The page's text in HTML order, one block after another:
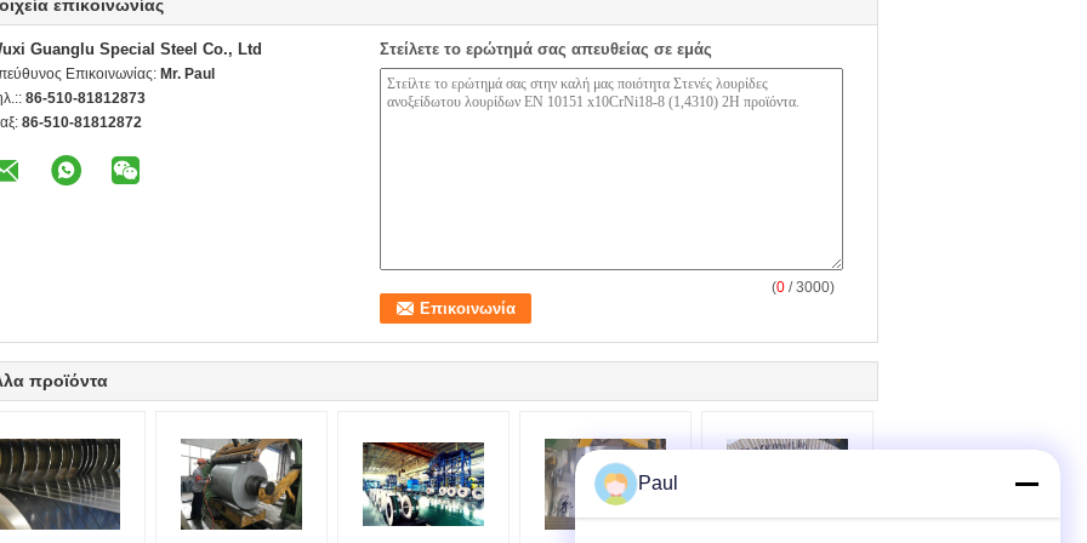
επικοινωνίας
Guanglu Special Steel Co., Ltd
Επικοινωνίας: Mr. Paul
86-510-81812873
86-510-81812872
Στείλετε το ερώτημά σας απευθείας σε εμάς
(0 / 3000)
προϊόντα
Paul